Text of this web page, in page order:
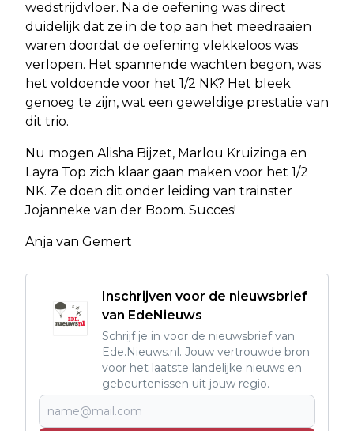
wedstrijdvloer. Na de oefening was direct
duidelijk dat ze in de top aan het meedraaien
waren doordat de oefening vlekkeloos was
verlopen. Het spannende wachten begon, was
het voldoende voor het 1/2 NK? Het bleek
genoeg te zijn, wat een geweldige prestatie van
dit trio.
Nu mogen Alisha Bijzet, Marlou Kruizinga en
Layra Top zich klaar gaan maken voor het 1/2
NK. Ze doen dit onder leiding van trainster
Jojanneke van der Boom. Succes!
Anja van Gemert
Inschrijven voor de nieuwsbrief
van EdeNieuws
Schrijf je in voor de nieuwsbrief van
Ede.Nieuws.nl. Jouw vertrouwde bron
voor het laatste landelijke nieuws en
gebeurtenissen uit jouw regio.